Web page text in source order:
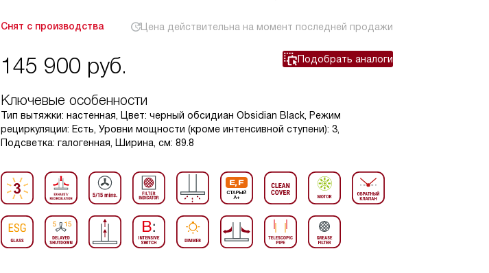
Снят с производства Цена действительна на момент последней продажи
145 900 руб. Подобрать аналоги
Ключевые особенности
Тип вытяжки: настенная, Цвет: черный обсидиан Obsidian Black, Режим
рециркуляции: Есть, Уровни мощности (кроме интенсивной ступени): 3,
Подсветка: галогенная, Ширина, см: 89.8